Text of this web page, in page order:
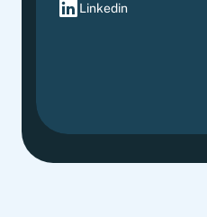
Linkedin